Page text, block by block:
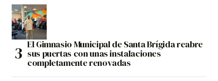
El Gimnasio Municipal de Santa Brígida reabre
sus puertas con unas instalaciones
completamente renovadas